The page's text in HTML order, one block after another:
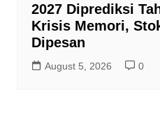
2027 Diprediksi
Krisis Memori,
Dipesan
August 5, 2026 0